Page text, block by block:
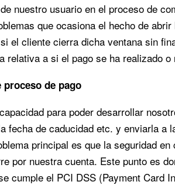
nuestro usuario en el proceso de
que ocasiona el hecho de
el cliente cierra dicha ventana sin
relativa a si el pago se ha realizado
de pago
para poder desarrollar
fecha de caducidad etc. y enviarla a
principal es que la seguridad
por nuestra cuenta. Este punto es
cumple el PCI DSS (Payment Card